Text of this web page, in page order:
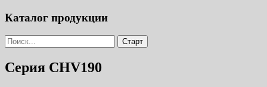
Каталог продукции
Серия CHV190